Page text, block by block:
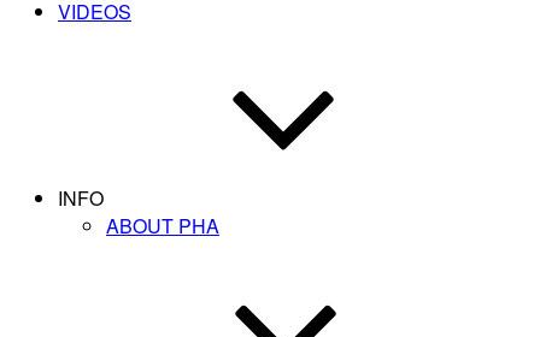
VIDEOS
INFO
ABOUT PHA